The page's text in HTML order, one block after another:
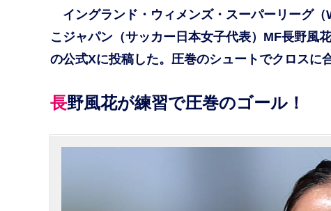
イングランド・ウィメンズ・スーパーリーグ
こジャパン（サッカー日本女子代表）MF長野風
の公式Xに投稿した。圧巻のシュートでクロスに
長野風花が練習で圧巻のゴール！